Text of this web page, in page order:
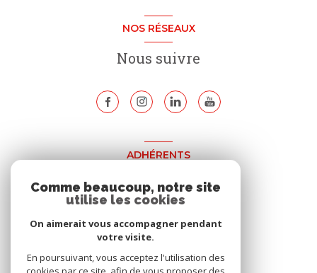
NOS RÉSEAUX
Nous suivre
ADHÉRENTS
Nous adhérons
Comme beaucoup, notre site
utilise les cookies
On aimerait vous accompagner pendant
votre visite.
En poursuivant, vous acceptez l'utilisation des